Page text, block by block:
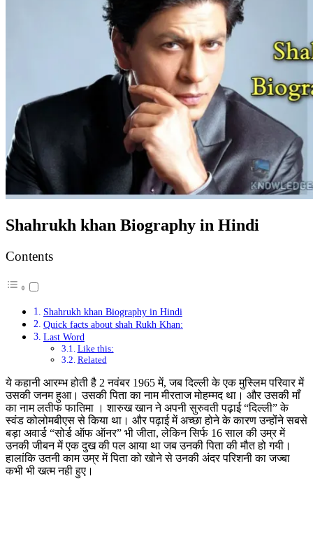
Shahrukh khan Biography in Hindi
Contents
Shahrukh khan Biography in Hindi
Quick facts about shah Rukh Khan:
Last Word
Like this:
Related
ये कहानी आरम्भ होती है 2 नवंबर 1965 में, जब दिल्ली के एक मुस्लिम परिवार में
उसकी जनम हुआ। उसकी पिता का नाम मीरताज मोहम्मद था। और उसकी माँ
का नाम लतीफ फातिमा । शारुख खान ने अपनी सुरुवती पढ़ाई “दिल्ली” के
स्वंड कोलोमबीएस से किया था। और पढ़ाई में अच्छा होने के कारण उन्होंने सबसे
बड़ा अवार्ड “सोर्ड ऑफ ऑनर” भी जीता, लेकिन सिर्फ 16 साल की उम्र में
उनकी जीबन में एक दुख की पल आया था जब उनकी पिता की मौत हो गयी।
हालांकि उतनी काम उम्र में पिता को खोने से उनकी अंदर परिशनी का जज्बा
कभी भी खत्म नही हुए।